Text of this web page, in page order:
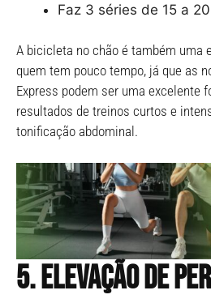
Faz 3 séries de 15 a
A bicicleta no chão é também uma
quem tem pouco tempo, já que as
Express podem ser uma excelente
resultados de treinos curtos e
tonificação abdominal.
5.Elevação de